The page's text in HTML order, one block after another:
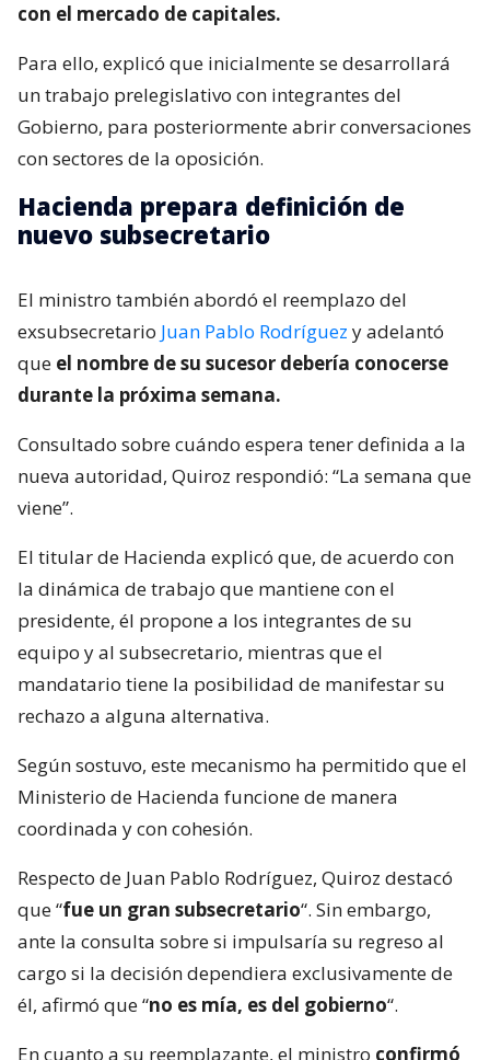
con el mercado de capitales.
Para ello, explicó que inicialmente se desarrollará
un trabajo prelegislativo con integrantes del
Gobierno, para posteriormente abrir conversaciones
con sectores de la oposición.
Hacienda prepara definición de
nuevo subsecretario
El ministro también abordó el reemplazo del
exsubsecretario Juan Pablo Rodríguez y adelantó
que el nombre de su sucesor debería conocerse
durante la próxima semana.
Consultado sobre cuándo espera tener definida a la
nueva autoridad, Quiroz respondió: “La semana que
viene”.
El titular de Hacienda explicó que, de acuerdo con
la dinámica de trabajo que mantiene con el
presidente, él propone a los integrantes de su
equipo y al subsecretario, mientras que el
mandatario tiene la posibilidad de manifestar su
rechazo a alguna alternativa.
Según sostuvo, este mecanismo ha permitido que el
Ministerio de Hacienda funcione de manera
coordinada y con cohesión.
Respecto de Juan Pablo Rodríguez, Quiroz destacó
que “fue un gran subsecretario“. Sin embargo,
ante la consulta sobre si impulsaría su regreso al
cargo si la decisión dependiera exclusivamente de
él, afirmó que “no es mía, es del gobierno“.
En cuanto a su reemplazante, el ministro confirmó